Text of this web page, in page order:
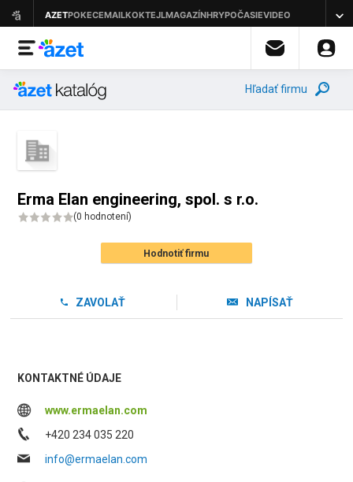
Hľadať firmu
Erma Elan engineering, spol. s r.o.
(0 hodnotení)
Hodnotiť firmu
ZAVOLAŤ NAPÍSAŤ
KONTAKTNÉ ÚDAJE
www.ermaelan.com
+420 234 035 220
info@ermaelan.com